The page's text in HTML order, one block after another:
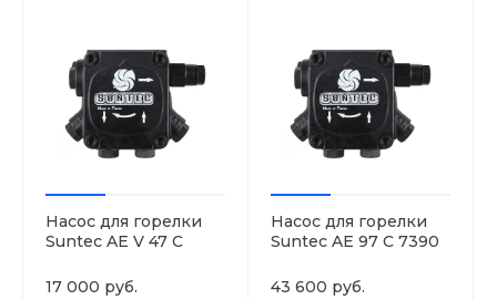
Насос для горелки
Suntec AE V 47 C
17 000 руб.
Насос для горелки
Suntec AE 97 C 7390
43 600 руб.